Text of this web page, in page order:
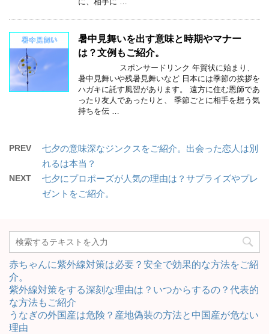
暑中見舞いを出す意味と時期やマナー
は？文例もご紹介。
スポンサードリンク 年賀状に始まり、
暑中見舞いや残暑見舞いなど 日本には季節の挨拶を
ハガキに託す風習があります。 遠方に住む恩師であ
ったり友人であったりと、 季節ごとに相手を想う気
持ちを伝 …
PREV
七夕の意味深なジンクスをご紹介。出会った恋人は別
れるは本当？
NEXT
七夕にプロポーズが人気の理由は？サプライズやプレ
ゼントをご紹介。
赤ちゃんに紫外線対策は必要？安全で効果的な方法をご紹
介。
紫外線対策をする深刻な理由は？いつからするの？代表的
な方法もご紹介
うなぎの外国産は危険？産地偽装の方法と中国産が危ない
理由